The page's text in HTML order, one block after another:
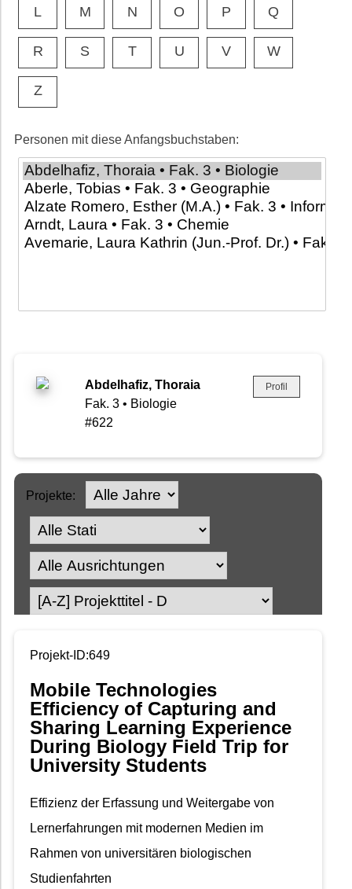
L M N O P Q
R S T U V W
Z
Personen mit diese Anfangsbuchstaben:
Abdelhafiz, Thoraia
Fak. 3 • Biologie
#622
Profil
Projekte:
Projekt-ID:649
Mobile Technologies
Efficiency of Capturing and
Sharing Learning Experience
During Biology Field Trip for
University Students
Effizienz der Erfassung und Weitergabe von
Lernerfahrungen mit modernen Medien im
Rahmen von universitären biologischen
Studienfahrten